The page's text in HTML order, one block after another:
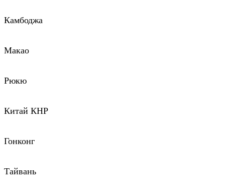
Камбоджа
Макао
Рюкю
Китай КНР
Гонконг
Тайвань